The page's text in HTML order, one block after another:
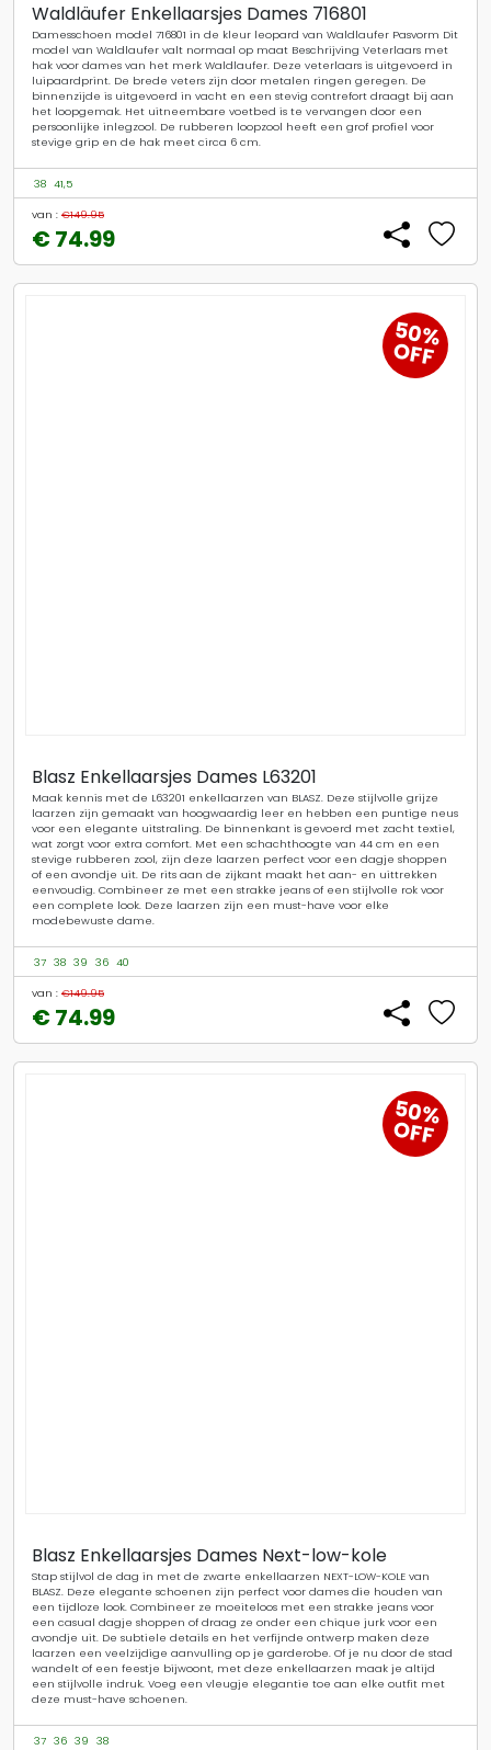
Waldläufer Enkellaarsjes Dames 716801
Damesschoen model 716801 in de kleur leopard van Waldlaufer Pasvorm Dit
model van Waldlaufer valt normaal op maat Beschrijving Veterlaars met
hak voor dames van het merk Waldlaufer. Deze veterlaars is uitgevoerd in
luipaardprint. De brede veters zijn door metalen ringen geregen. De
binnenzijde is uitgevoerd in vacht en een stevig contrefort draagt bij aan
het loopgemak. Het uitneembare voetbed is te vervangen door een
persoonlijke inlegzool. De rubberen loopzool heeft een grof profiel voor
stevige grip en de hak meet circa 6 cm.
38 41,5
van : €149.95
€ 74.99
50%
OFF
Blasz Enkellaarsjes Dames L63201
Maak kennis met de L63201 enkellaarzen van BLASZ. Deze stijlvolle grijze
laarzen zijn gemaakt van hoogwaardig leer en hebben een puntige neus
voor een elegante uitstraling. De binnenkant is gevoerd met zacht textiel,
wat zorgt voor extra comfort. Met een schachthoogte van 44 cm en een
stevige rubberen zool, zijn deze laarzen perfect voor een dagje shoppen
of een avondje uit. De rits aan de zijkant maakt het aan- en uittrekken
eenvoudig. Combineer ze met een strakke jeans of een stijlvolle rok voor
een complete look. Deze laarzen zijn een must-have voor elke
modebewuste dame.
37 38 39 36 40
van : €149.95
€ 74.99
50%
OFF
Blasz Enkellaarsjes Dames Next-low-kole
Stap stijlvol de dag in met de zwarte enkellaarzen NEXT-LOW-KOLE van
BLASZ. Deze elegante schoenen zijn perfect voor dames die houden van
een tijdloze look. Combineer ze moeiteloos met een strakke jeans voor
een casual dagje shoppen of draag ze onder een chique jurk voor een
avondje uit. De subtiele details en het verfijnde ontwerp maken deze
laarzen een veelzijdige aanvulling op je garderobe. Of je nu door de stad
wandelt of een feestje bijwoont, met deze enkellaarzen maak je altijd
een stijlvolle indruk. Voeg een vleugje elegantie toe aan elke outfit met
deze must-have schoenen.
37 36 39 38